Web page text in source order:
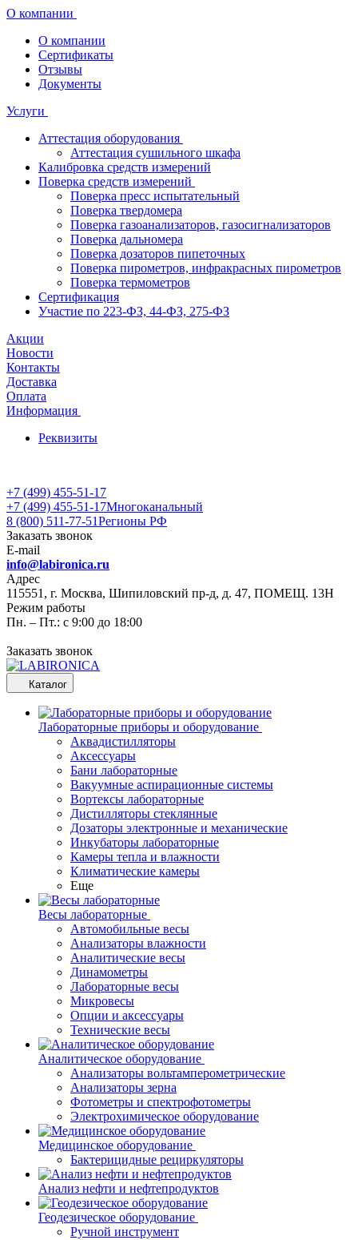
О компании
О компании
Сертификаты
Отзывы
Документы
Услуги
Аттестация оборудования
Аттестация сушильного шкафа
Калибровка средств измерений
Поверка средств измерений
Поверка пресс испытательный
Поверка твердомера
Поверка газоанализаторов, газосигнализаторов
Поверка дальномера
Поверка дозаторов пипеточных
Поверка пирометров, инфракрасных пирометров
Поверка термометров
Сертификация
Участие по 223-ФЗ, 44-ФЗ, 275-ФЗ
Акции
Новости
Контакты
Доставка
Оплата
Информация
Реквизиты
+7 (499) 455-51-17
+7 (499) 455-51-17Многоканальный
8 (800) 511-77-51Регионы РФ
Заказать звонок
E-mail
info@labironica.ru
Адрес
115551, г. Москва, Шипиловский пр-д, д. 47, ПОМЕЩ. 13Н
Режим работы
Пн. – Пт.: с 9:00 до 18:00
Заказать звонок
Каталог
Лабораторные приборы и оборудование
Аквадистилляторы
Аксессуары
Бани лабораторные
Вакуумные аспирационные системы
Вортексы лабораторные
Дистилляторы стеклянные
Дозаторы электронные и механические
Инкубаторы лабораторные
Камеры тепла и влажности
Климатические камеры
Еще
Весы лабораторные
Автомобильные весы
Анализаторы влажности
Аналитические весы
Динамометры
Лабораторные весы
Микровесы
Опции и аксессуары
Технические весы
Аналитическое оборудование
Анализаторы вольтамперометрические
Анализаторы зерна
Фотометры и спектрофотометры
Электрохимическое оборудование
Медицинское оборудование
Бактерицидные рециркуляторы
Анализ нефти и нефтепродуктов
Геодезическое оборудование
Ручной инструмент